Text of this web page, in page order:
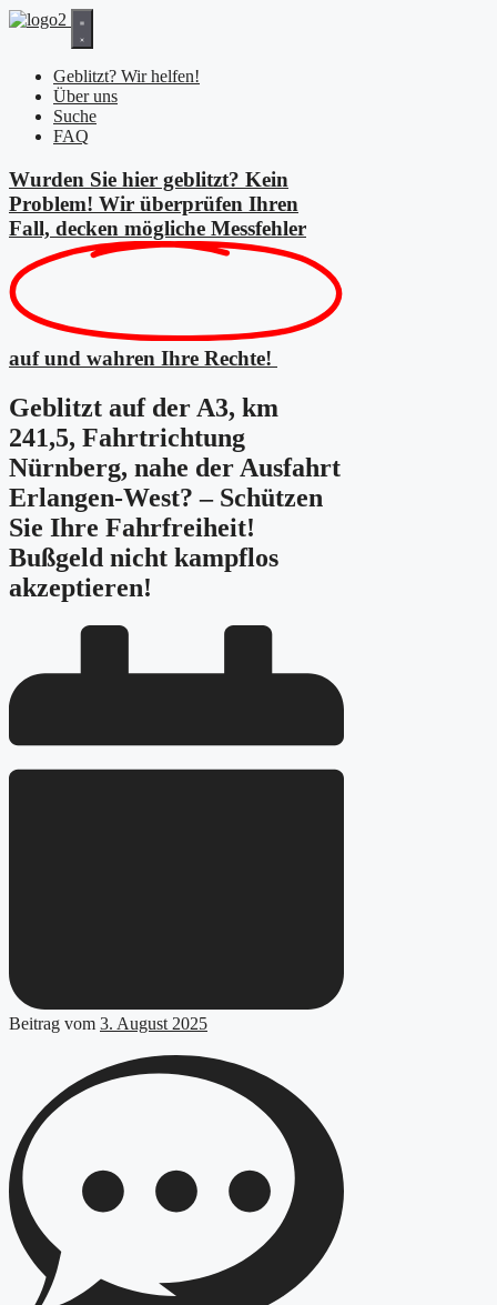
Zum
Geblitzt? Wir helfen!
Über uns
Suche
FAQ
Wurden Sie hier geblitzt? Kein
Problem! Wir überprüfen Ihren
Fall, decken mögliche Messfehler
auf und wahren Ihre Rechte!
Geblitzt auf der A3, km
241,5, Fahrtrichtung
Nürnberg, nahe der Ausfahrt
Erlangen-West? – Schützen
Sie Ihre Fahrfreiheit!
Bußgeld nicht kampflos
akzeptieren!
Beitrag vom 3. August 2025